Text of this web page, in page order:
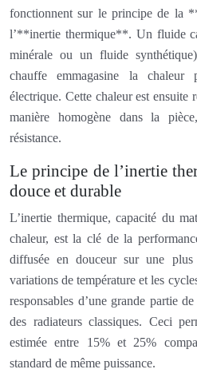
fonctionnent sur le principe de la
l’**inertie thermique**. Un fluide
minérale ou un fluide
chauffe emmagasine la chaleur
électrique. Cette chaleur est ensuite
manière homogène dans la
résistance.
Le principe de l’inertie
douce et durable
L’inertie thermique, capacité du
chaleur, est la clé de la
diffusée en douceur sur une
variations de température et les
responsables d’une grande partie
des radiateurs classiques. Ceci
estimée entre 15% et 25%
standard de même puissance.